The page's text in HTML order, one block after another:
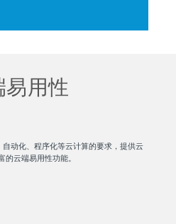
易用性
动化、程序化等云计算的要求，提供云
的云端易用性功能。